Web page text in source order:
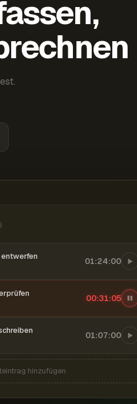
01:24:00
00:31:06
01:07:00
hinzufügen